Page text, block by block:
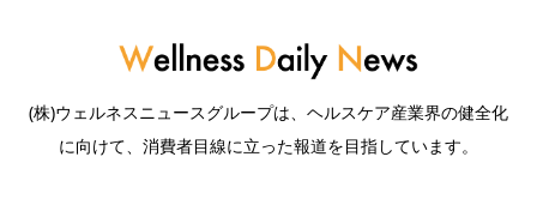
(株)ウェルネスニュースグループは、ヘルスケア産業界の健全化
に向けて、消費者目線に立った報道を目指しています。